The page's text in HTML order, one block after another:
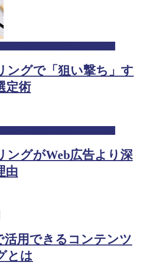
ングで「狙い撃ち」す
定術
ングがWeb広告より深
由
活用できるコンテンツ
とは